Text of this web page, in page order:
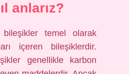
anlarız?
temel olarak
içeren bileşiklerdir.
genellikle karbon